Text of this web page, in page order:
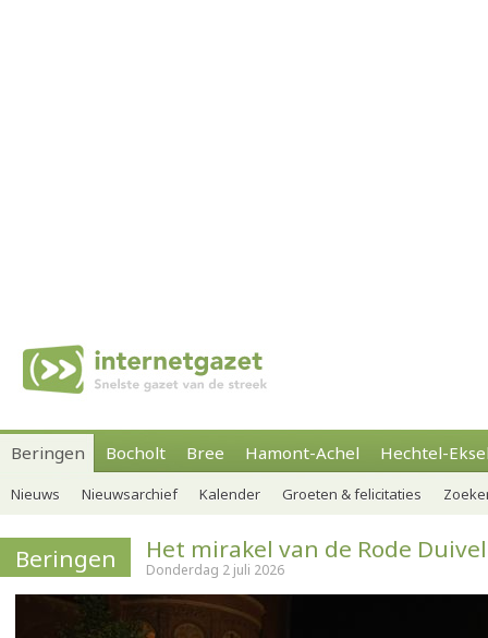
Beringen Bocholt Bree Hamont-Achel Hechtel-
Nieuws Nieuwsarchief Kalender Groeten & felicitaties
Beringen Het mirakel van de Rode
Donderdag 2 juli 2026